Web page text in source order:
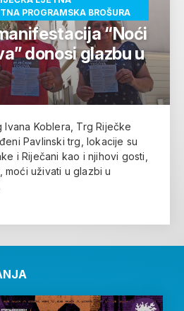
PROGRAMSKA BROŠURA
“Noći
donosi glazbu u
Koblera, Trg Riječke
Pavlinski trg, lokacije su
i Riječani kao i njihovi gosti,
moći uživati u glazbi u